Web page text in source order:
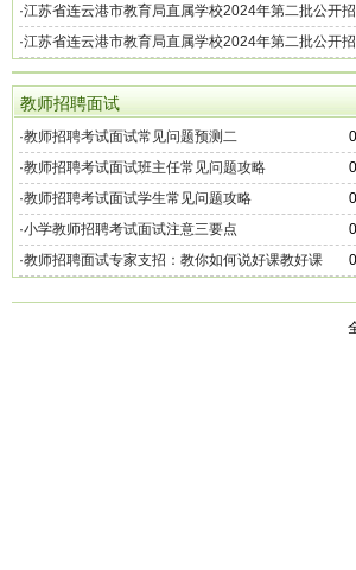
·江苏省连云港市教育局直属学校2024年第二批公开
制内教师成绩公布通知
·江苏省连云港市教育局直属学校2024年第二批公开
制内教师技能测试通知
教师招聘面试
·教师招聘考试面试常见问题预测二
·教师招聘考试面试班主任常见问题攻略
·教师招聘考试面试学生常见问题攻略
·小学教师招聘考试面试注意三要点
·教师招聘面试专家支招：教你如何说好课教好课